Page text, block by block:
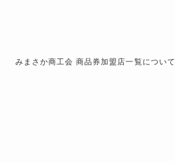
みまさか商工会 商品券加盟店一覧について